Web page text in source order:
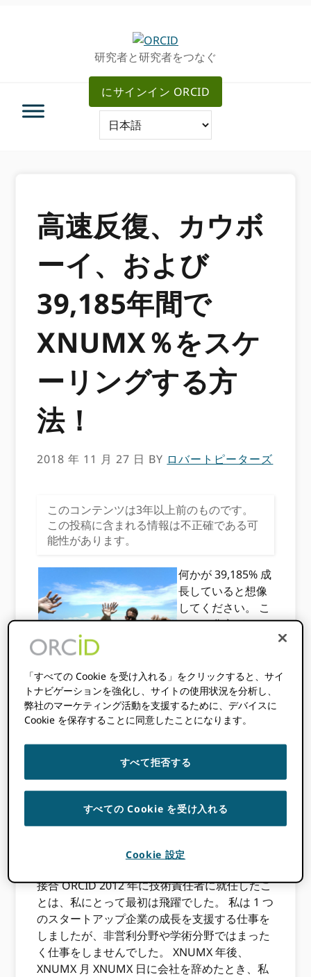
研究者と研究者をつなぐ
にサインイン ORCID
高速反復、カウボ
ーイ、および
39,185年間で
XNUMX％をスケ
ーリングする方
法！
2018 年 11 月 27 日 BY ロバートピーターズ
このコンテンツは3年以上前のものです。
この投稿に含まれる情報は不正確である可
能性があります。
何かが 39,185% 成
長していると想像
してください。 こ
れは、農家が
のトマトを収穫し
たことになりま
す。 あるいは、体
重 3.9 ポンドの赤
ちゃんパンダが、
平均的なアジアゾ
場合も考えられます。 これは、スタートアップ
の世界では人々がよだれを垂らしているような
「ホッケースティック」ユーザーの増加です。
接合 ORCID 2012 年に技術責任者に就任したこ
とは、私にとって最初は飛躍でした。 私は 1 つ
のスタートアップ企業の成長を支援する仕事を
しましたが、非営利分野や学術分野ではまった
く仕事をしませんでした。 XNUMX 年後、
XNUMX 月 XNUMX 日に会社を辞めたとき、私
「すべての Cookie を受け入れる」をクリックすると、サイ
トナビゲーションを強化し、サイトの使用状況を分析し、
弊社のマーケティング活動を支援するために、デバイスに
Cookie を保存することに同意したことになります。
すべて拒否する
すべての Cookie を受け入れる
Cookie 設定